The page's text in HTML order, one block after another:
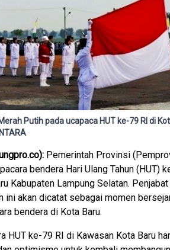
Putih pada ucapaca HUT ke-79 RI di
Pemerintah Provinsi
bendera Hari Ulang Tahun (HUT)
Kabupaten Lampung Selatan.
ini akan dicatat sebagai momen
bendera di Kota Baru.
HUT ke-79 RI di Kawasan Kota Baru